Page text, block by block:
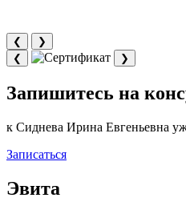
❮
❯
❮
❯
Запишитесь на
к Сиднева Ирина Евгеньевна
Записаться
Эвита